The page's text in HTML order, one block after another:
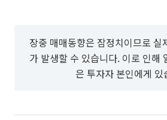
장중 매매동향은 잠정치이므로 실
가 발생할 수 있습니다. 이로 인해
은 투자자 본인에게 있